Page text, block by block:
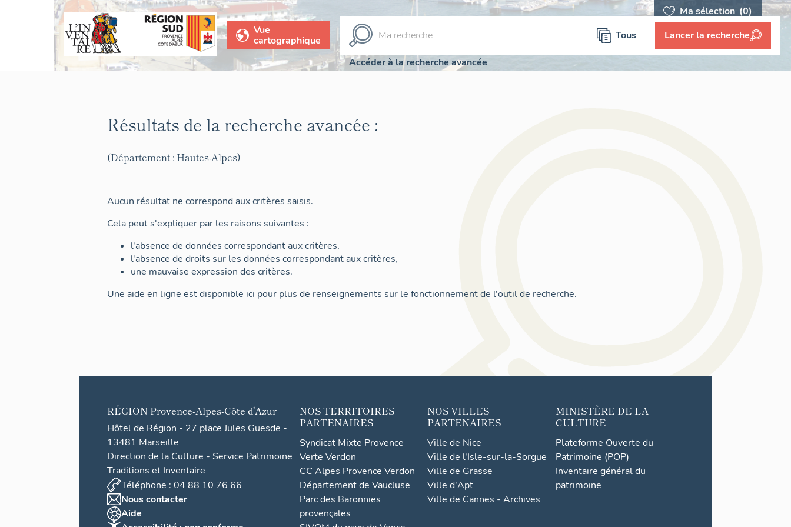
Ma sélection (0)
Vue
cartographique
Tous Lancer la recherche
Accéder à la recherche avancée
Résultats de la recherche avancée :
(Département : Hautes-Alpes)
Aucun résultat ne correspond aux critères saisis.
Cela peut s'expliquer par les raisons suivantes :
l'absence de données correspondant aux critères,
l'absence de droits sur les données correspondant aux critères,
une mauvaise expression des critères.
Une aide en ligne est disponible ici pour plus de renseignements sur le fonctionnement de l'outil de recherche.
RÉGION Provence-Alpes-Côte d'Azur
Hôtel de Région - 27 place Jules Guesde -
13481 Marseille
Direction de la Culture - Service Patrimoine
Traditions et Inventaire
Téléphone : 04 88 10 76 66
Nous contacter
Aide
NOS TERRITOIRES
PARTENAIRES
Syndicat Mixte Provence
Verte Verdon
CC Alpes Provence Verdon
Département de Vaucluse
Parc des Baronnies
provençales
NOS VILLES
PARTENAIRES
Ville de Nice
Ville de l'Isle-sur-la-Sorgue
Ville de Grasse
Ville d'Apt
Ville de Cannes - Archives
MINISTÈRE DE LA
CULTURE
Plateforme Ouverte du
Patrimoine (POP)
Inventaire général du
patrimoine